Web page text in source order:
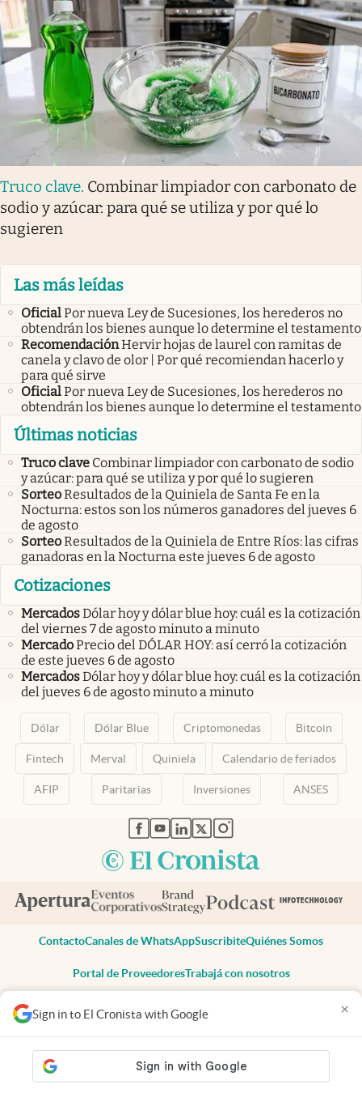
Sign in to El Cronista with Google ×
Truco clave. Combinar limpiador con carbonato de
sodio y azúcar: para qué se utiliza y por qué lo
sugieren
Las más leídas
OficialPor nueva Ley de Sucesiones, los herederos no
obtendrán los bienes aunque lo determine el testamento
RecomendaciónHervir hojas de laurel con ramitas de
canela y clavo de olor | Por qué recomiendan hacerlo y
para qué sirve
OficialPor nueva Ley de Sucesiones, los herederos no
obtendrán los bienes aunque lo determine el testamento
Últimas noticias
Truco clave Combinar limpiador con carbonato de sodio
y azúcar: para qué se utiliza y por qué lo sugieren
SorteoResultados de la Quiniela de Santa Fe en la
Nocturna: estos son los números ganadores del jueves 6
de agosto
SorteoResultados de la Quiniela de Entre Ríos: las cifras
ganadoras en la Nocturna este jueves 6 de agosto
Cotizaciones
MercadosDólar hoy y dólar blue hoy: cuál es la cotización
del viernes 7 de agosto minuto a minuto
MercadoPrecio del DÓLAR HOY: así cerró la cotización
de este jueves 6 de agosto
MercadosDólar hoy y dólar blue hoy: cuál es la cotización
del jueves 6 de agosto minuto a minuto
Dólar Dólar Blue Criptomonedas Bitcoin
Fintech Merval Quiniela Calendario de feriados
AFIP Paritarias Inversiones ANSES
abre en nueva pestaña
abre en nueva pestaña
abre en nueva pestaña
abre en nueva pestaña
abre en nueva pestaña
ContactoCanales de WhatsAppSuscribiteQuiénes Somos
Portal de ProveedoresTrabajá con nosotros
Todos los derechos reservados
Privacidad
Consentimiento
Tel:+54 11 7078-3270